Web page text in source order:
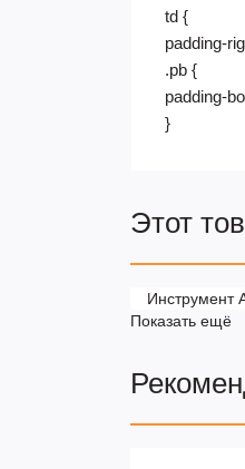
td {
padding-
.pb {
padding-
}
Этот
Инструмент
Показать ещё